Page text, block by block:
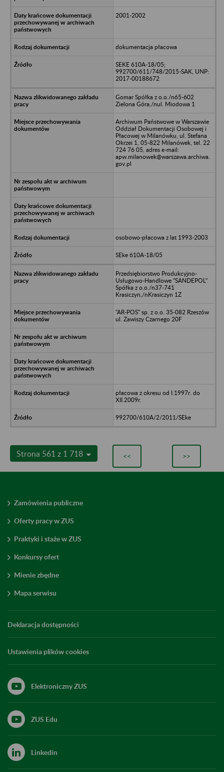
2001-2002
dokumentacja płacowa
SEKE 610A-18/05;
992700/611/748/2015-SAK, UNP:
2017-00188672
Gomar Spółka z o.o./n65-602
Zielona Góra,/nul. Miodowa 1
Archiwum Państwowe w Warszawie
Oddział Dokumentacji Osobowej i
Płacowej w Milanówku, ul. Stefana
Okrzei 1, 05-822 Milanówek, tel. 22
724 76 05, adres e-mail:
apw.milanowek@warszawa.archiwa.
gov.pl
osobowo-płacowa z lat 1993-2003
SEke 610A-18/05
Przedsiębiorstwo Produkcyjno-
Usługowo-Handlowe "SANDEPOL"
Spółka z o.o./n37-741
Krasiczyn,/nKrasiczyn 1Z
"AR-POS" sp. z o.o. 35-082 Rzeszów
ul. Zawiszy Czarnego 20F
płacowa z okresu od I.1997r. do
XII.2009r.
992700/610A/2/2011/SEke
Strona 561 z 1 718 << >>
Zamówienia publiczne
Oferty pracy w ZUS
Praktyki i staże w ZUS
Konkursy ofert
Mienie zbędne
Mapa serwisu
Deklaracja dostępności
Ustawienia plików cookies
Elektroniczny ZUS
ZUS Edu
Linkedin